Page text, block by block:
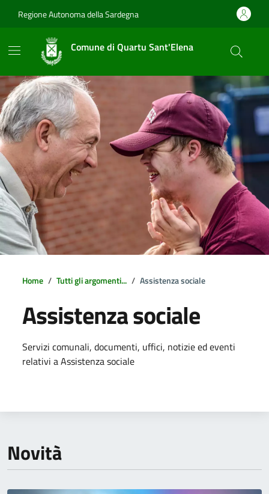
Regione Autonoma della Sardegna
Comune di Quartu Sant'Elena
Home Tutti gli argomenti... Assistenza sociale
Assistenza sociale
Dettagli della notizia
Servizi comunali, documenti, uffici, notizie ed eventi
relativi a Assistenza sociale
Novità